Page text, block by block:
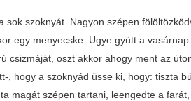
szoknyát. Nagyon szépen
egy menyecske. Ugye gyütt a
csizmáját, oszt akkor ahogy ment az
hogy a szoknyád üsse ki, hogy: tiszta
magát szépen tartani, leengedte a